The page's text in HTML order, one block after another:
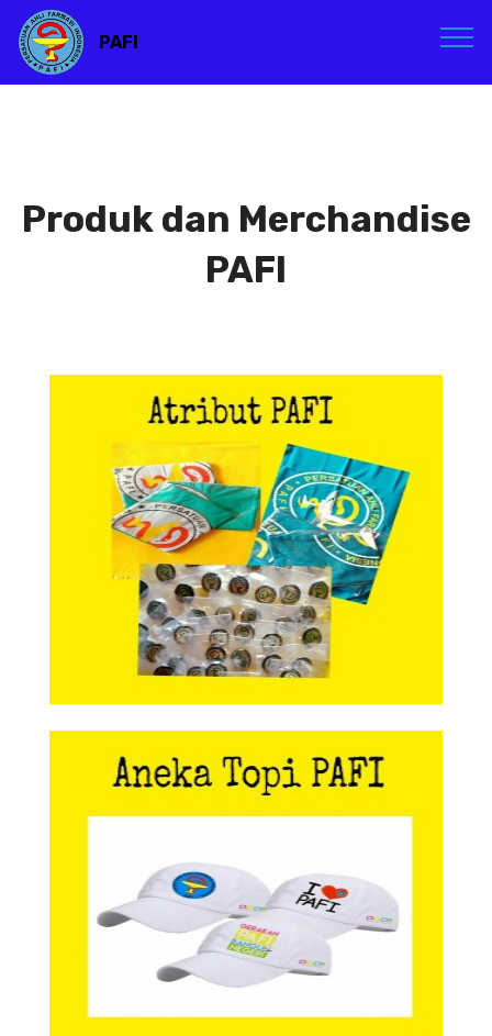
PAFI
Produk dan Merchandise
PAFI
Atribut PAFI
Atribut PAFI
Aneka Topi PAFI